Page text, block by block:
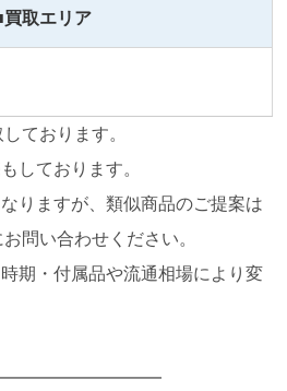
買取エリア
ております。
しております。
りますが、類似商品のご提案は
問い合わせください。
期・付属品や流通相場により変